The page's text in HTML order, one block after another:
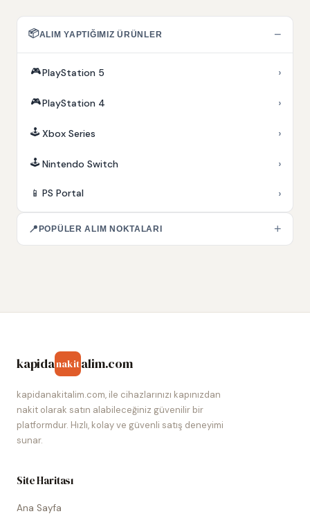
📦ALIM YAPTIĞIMIZ ÜRÜNLER −
🎮PlayStation 5 ›
🎮PlayStation 4 ›
🕹️ Xbox Series ›
🕹️ Nintendo Switch ›
📱 PS Portal ›
📍 POPÜLER ALIM NOKTALARI +
kapidanakitalim.com
kapidanakitalim.com, ile cihazlarınızı kapınızdan
nakit olarak satın alabileceğiniz güvenilir bir
platformdur. Hızlı, kolay ve güvenli satış deneyimi
sunar.
Site Haritası
Ana Sayfa